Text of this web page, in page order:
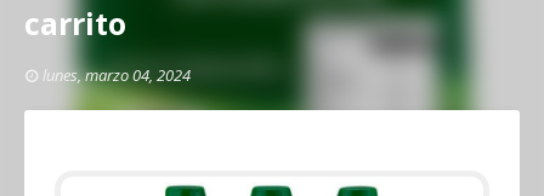
carrito
lunes, marzo 04, 2024